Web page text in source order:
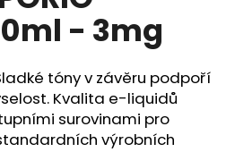
- 3mg
tóny v závěru podpoří
Kvalita e-liquidů
surovinami pro
výrobních